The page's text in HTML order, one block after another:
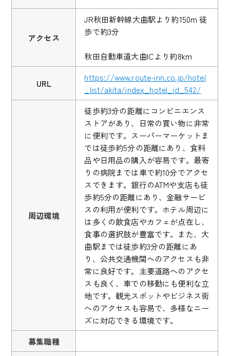
アクセス
JR秋田新幹線大曲駅より約150m 徒
歩で約3分
秋田自動車道大曲ICより約8km
URL
https://www.route-inn.co.jp/hotel
_list/akita/index_hotel_id_542/
周辺環境
徒歩約3分の距離にコンビニエンス
ストアがあり、日常の買い物に非常
に便利です。スーパーマーケットま
では徒歩約5分の距離にあり、食料
品や日用品の購入が容易です。最寄
りの病院までは車で約10分でアクセ
スできます。銀行のATMや支店も徒
歩約5分の距離にあり、金融サービ
スの利用が便利です。ホテル周辺に
は多くの飲食店やカフェが点在し、
食事の選択肢が豊富です。また、大
曲駅までは徒歩約3分の距離にあ
り、公共交通機関へのアクセスも非
常に良好です。主要道路へのアクセ
スも良く、車での移動にも便利な立
地です。観光スポットやビジネス街
へのアクセスも容易で、多様なニー
ズに対応できる環境です。
募集職種